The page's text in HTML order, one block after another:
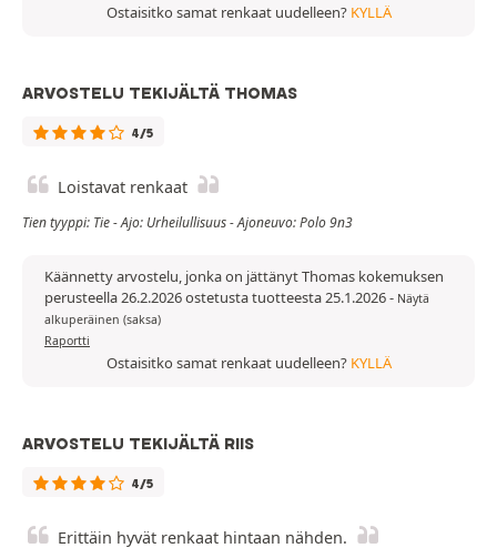
Ostaisitko samat renkaat uudelleen? KYLLÄ
ARVOSTELU TEKIJÄLTÄ THOMAS
4/5
Loistavat renkaat
Tien tyyppi: Tie - Ajo: Urheilullisuus - Ajoneuvo: Polo 9n3
Käännetty arvostelu, jonka on jättänyt Thomas kokemuksen
perusteella 26.2.2026 ostetusta tuotteesta 25.1.2026- Näytä
alkuperäinen (saksa)
Raportti
Ostaisitko samat renkaat uudelleen? KYLLÄ
ARVOSTELU TEKIJÄLTÄ RIIS
4/5
Erittäin hyvät renkaat hintaan nähden.